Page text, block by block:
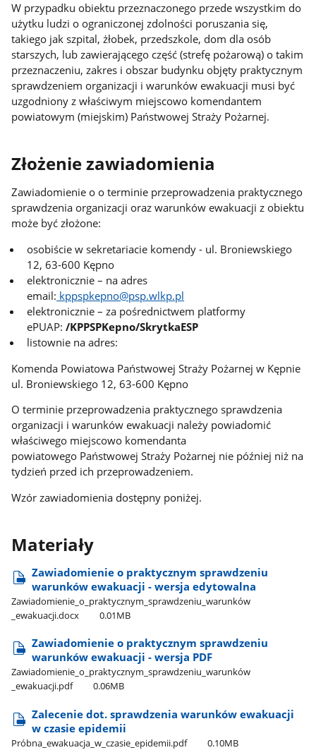
W przypadku obiektu przeznaczonego przede wszystkim do
użytku ludzi o ograniczonej zdolności poruszania się,
takiego jak szpital, żłobek, przedszkole, dom dla osób
starszych, lub zawierającego część (strefę pożarową) o takim
przeznaczeniu, zakres i obszar budynku objęty praktycznym
sprawdzeniem organizacji i warunków ewakuacji musi być
uzgodniony z właściwym miejscowo komendantem
powiatowym (miejskim) Państwowej Straży Pożarnej.
Złożenie zawiadomienia
Zawiadomienie o o terminie przeprowadzenia praktycznego
sprawdzenia organizacji oraz warunków ewakuacji z obiektu
może być złożone:
osobiście w sekretariacie komendy - ul. Broniewskiego
12, 63-600 Kępno
elektronicznie – na adres
email: kppspkepno@psp.wlkp.pl
elektronicznie – za pośrednictwem platformy
ePUAP:/KPPSPKepno/SkrytkaESP
listownie na adres:
Komenda Powiatowa Państwowej Straży Pożarnej w Kępnie
ul. Broniewskiego 12, 63-600 Kępno
O terminie przeprowadzenia praktycznego sprawdzenia
organizacji i warunków ewakuacji należy powiadomić
właściwego miejscowo komendanta
powiatowego Państwowej Straży Pożarnej nie później niż na
tydzień przed ich przeprowadzeniem.
Wzór zawiadomienia dostępny poniżej.
Materiały
Zawiadomienie o praktycznym sprawdzeniu
warunków ewakuacji - wersja edytowalna
Zawiadomienie​_o​_praktycznym​_sprawdzeniu​_warunków​
_ewakuacji.docx
0.01MB
Zawiadomienie o praktycznym sprawdzeniu
warunków ewakuacji - wersja PDF
Zawiadomienie​_o​_praktycznym​_sprawdzeniu​_warunków​
_ewakuacji.pdf
0.06MB
Zalecenie dot. sprawdzenia warunków ewakuacji
w czasie epidemii
Próbna​_ewakuacja​_w​_czasie​_epidemii.pdf 0.10MB